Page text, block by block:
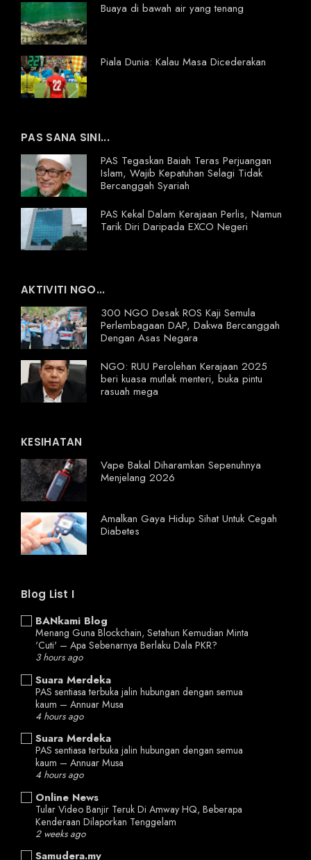
Buaya di bawah air yang tenang
Piala Dunia: Kalau Masa Dicederakan
PAS SANA SINI...
PAS Tegaskan Baiah Teras Perjuangan
Islam, Wajib Kepatuhan Selagi Tidak
Bercanggah Syariah
PAS Kekal Dalam Kerajaan Perlis, Namun
Tarik Diri Daripada EXCO Negeri
AKTIVITI NGO...
300 NGO Desak ROS Kaji Semula
Perlembagaan DAP, Dakwa Bercanggah
Dengan Asas Negara
NGO: RUU Perolehan Kerajaan 2025
beri kuasa mutlak menteri, buka pintu
rasuah mega
KESIHATAN
Vape Bakal Diharamkan Sepenuhnya
Menjelang 2026
Amalkan Gaya Hidup Sihat Untuk Cegah
Diabetes
Blog List I
BANkami Blog
Menang Guna Blockchain, Setahun Kemudian Minta
'Cuti' – Apa Sebenarnya Berlaku Dala PKR?
3 hours ago
Suara Merdeka
PAS sentiasa terbuka jalin hubungan dengan semua
kaum – Annuar Musa
4 hours ago
Suara Merdeka
PAS sentiasa terbuka jalin hubungan dengan semua
kaum – Annuar Musa
4 hours ago
Online News
Tular Video Banjir Teruk Di Amway HQ, Beberapa
Kenderaan Dilaporkan Tenggelam
2 weeks ago
Samudera.my